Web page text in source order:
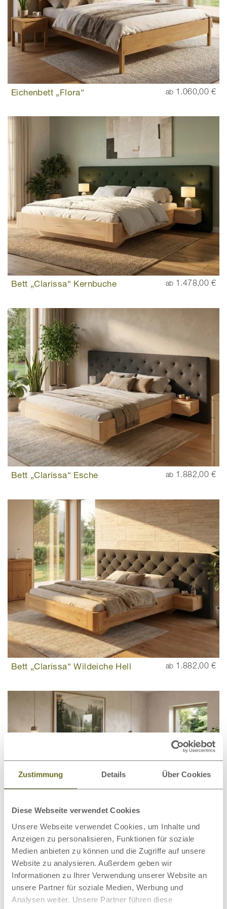
Zustimmung Details Über Cookies
Diese Webseite verwendet Cookies
Unsere Webseite verwendet Cookies, um Inhalte und
Anzeigen zu personalisieren, Funktionen für soziale
Medien anbieten zu können und die Zugriffe auf unsere
Website zu analysieren. Außerdem geben wir
Informationen zu Ihrer Verwendung unserer Website an
unsere Partner für soziale Medien, Werbung und
Analysen weiter. Unsere Partner führen diese
Eichenbett „Flora“ ab 1.060,00 €
Bett „Clarissa“ Kernbuche ab 1.478,00 €
Bett „Clarissa“ Esche ab 1.882,00 €
Bett „Clarissa“ Wildeiche Hell ab 1.882,00 €
1.882,00 €